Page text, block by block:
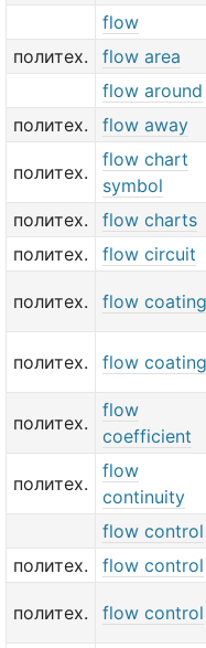
flow
политех.
flow area
flow around
политех.
flow away
политех.
flow chart
symbol
политех. flow charts
политех.
flow circuit
политех. flow coating
политех. flow coating
политех.
flow
coefficient
политех.
flow
continuity
flow control
политех.
flow control
политех. flow control